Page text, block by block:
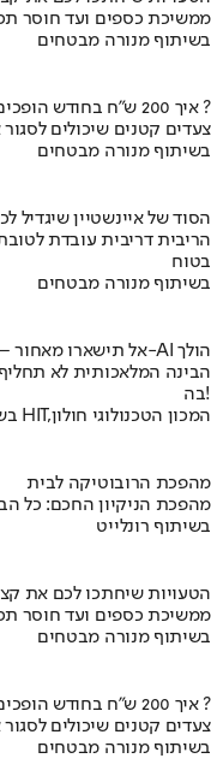
ממשיכת כספים ועד חוסר
בשיתוף מנורה מבטחים
איך 200 ש"ח בחודש הופכים ל140 אלף ?
צעדים קטנים שיכולים
בשיתוף מנורה מבטחים
הסוד של איינשטיין שיגדיל
הריבית דריבית עובדת
בטוח
בשיתוף מנורה מבטחים
אל תישארו מאחור – בואו לגלות לאן ה-AI הולך
הבינה המלאכותית לא
בה!
בשיתוף HIT,המכון הטכנולוגי חולון
מהפכת הרובוטיקה לבית
מהפכת הניקיון החכם: כל
בשיתוף רונלייט
הטעויות שיחתכו לכם את
ממשיכת כספים ועד חוסר
בשיתוף מנורה מבטחים
איך 200 ש"ח בחודש הופכים ל140 אלף ?
צעדים קטנים שיכולים
בשיתוף מנורה מבטחים